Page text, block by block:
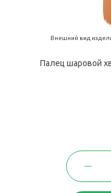
Внешний вид
Палец шаровой